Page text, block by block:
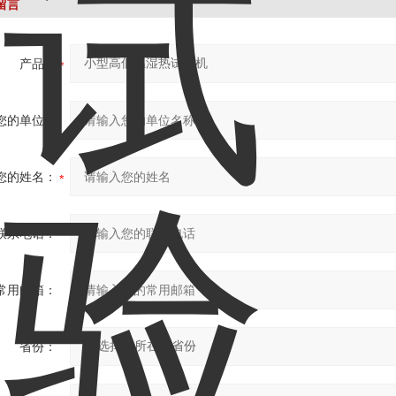
言
产品：
的单位：
的姓名：
系电话：
用邮箱：
省份：